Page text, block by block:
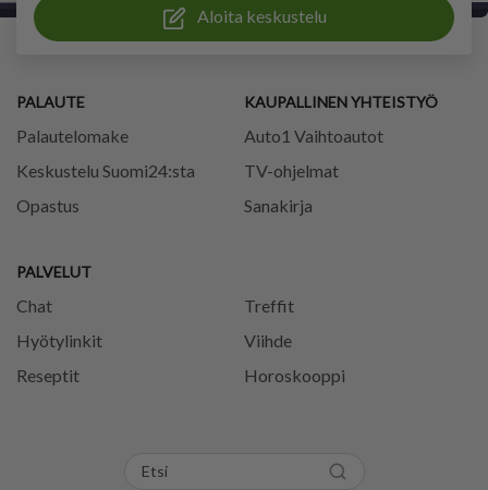
Aloita keskustelu
PALAUTE
Palautelomake
Keskustelu Suomi24:sta
Opastus
PALVELUT
Chat
Treffit
Hyötylinkit
Viihde
Reseptit
Horoskooppi
KAUPALLINEN YHTEISTYÖ
Auto1 Vaihtoautot
TV-ohjelmat
Sanakirja